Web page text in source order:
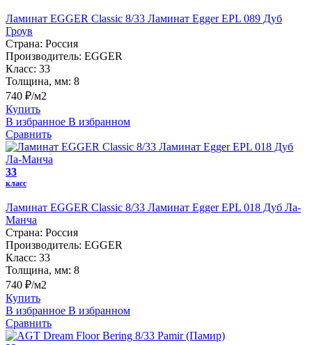
Ламинат EGGER Classic 8/33 Ламинат Egger EPL 089 Дуб
Гроув
Страна: Россия
Производитель: EGGER
Класс: 33
Толщина, мм: 8
740 ₽/м2
Купить
В избранное В избранном
Сравнить
33
класс
Ламинат EGGER Classic 8/33 Ламинат Egger EPL 018 Дуб Ла-
Манча
Страна: Россия
Производитель: EGGER
Класс: 33
Толщина, мм: 8
740 ₽/м2
Купить
В избранное В избранном
Сравнить